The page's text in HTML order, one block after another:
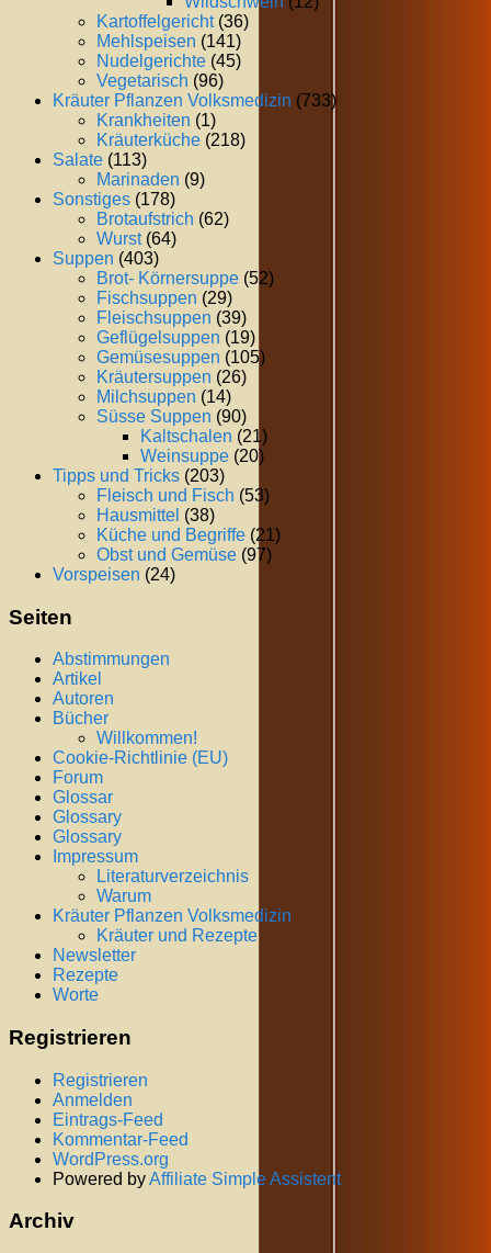
Kartoffelgericht(36)
Mehlspeisen (141)
Nudelgerichte (45)
Vegetarisch (96)
Kräuter Pflanzen Volksmedizin (733)
Krankheiten (1)
Kräuterküche (218)
Salate (113)
Marinaden (9)
Sonstiges (178)
Brotaufstrich (62)
Wurst(64)
Suppen (403)
Brot- Körnersuppe (52)
Fischsuppen (29)
Fleischsuppen (39)
Geflügelsuppen (19)
Gemüsesuppen (105)
Kräutersuppen (26)
Milchsuppen (14)
Süsse Suppen (90)
Kaltschalen (21)
Weinsuppe (20)
Tipps und Tricks (203)
Fleisch und Fisch (53)
Hausmittel (38)
Küche und Begriffe (21)
Obst und Gemüse (97)
Vorspeisen (24)
Seiten
Abstimmungen
Artikel
Autoren
Bücher
Willkommen!
Cookie-Richtlinie (EU)
Forum
Glossar
Glossary
Glossary
Impressum
Literaturverzeichnis
Warum
Kräuter Pflanzen Volksmedizin
Kräuter und Rezepte
Newsletter
Rezepte
Worte
Registrieren
Registrieren
Anmelden
Eintrags-Feed
Kommentar-Feed
WordPress.org
Powered byAffiliate Simple Assistent
Archiv